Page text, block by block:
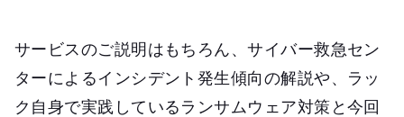
サービスのご説明はもちろん、サイバー救急セン
ターによるインシデント発生傾向の解説や、ラッ
ク自身で実践しているランサムウェア対策と今回